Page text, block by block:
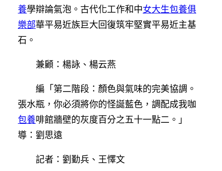
養學辯論氣泡。古代化工作和中女大生包養俱
樂部華平易近族巨大回復筑牢堅實平易近主基
石。
兼顧：楊詠、楊云燕
編「第二階段：顏色與氣味的完美協調。
張水瓶，你必須將你的怪誕藍色，調配成我咖
包養啡館牆壁的灰度百分之五十一點二。」
導：劉思遠
記者：劉勤兵、王懌文